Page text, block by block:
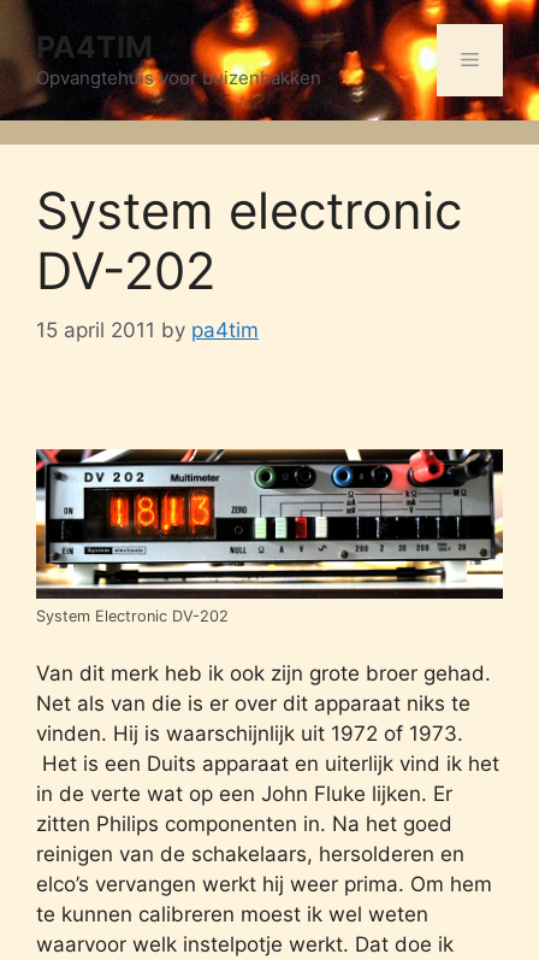
Skip
content
PA4TIM
Opvangtehuis voor buizenbakken
Menu
System electronic
DV-202
15 april 2011 by pa4tim
System Electronic DV-202
Van dit merk heb ik ook zijn grote broer gehad.
Net als van die is er over dit apparaat niks te
vinden. Hij is waarschijnlijk uit 1972 of 1973.
Het is een Duits apparaat en uiterlijk vind ik het
in de verte wat op een John Fluke lijken. Er
zitten Philips componenten in. Na het goed
reinigen van de schakelaars, hersolderen en
elco’s vervangen werkt hij weer prima. Om hem
te kunnen calibreren moest ik wel weten
waarvoor welk instelpotje werkt. Dat doe ik